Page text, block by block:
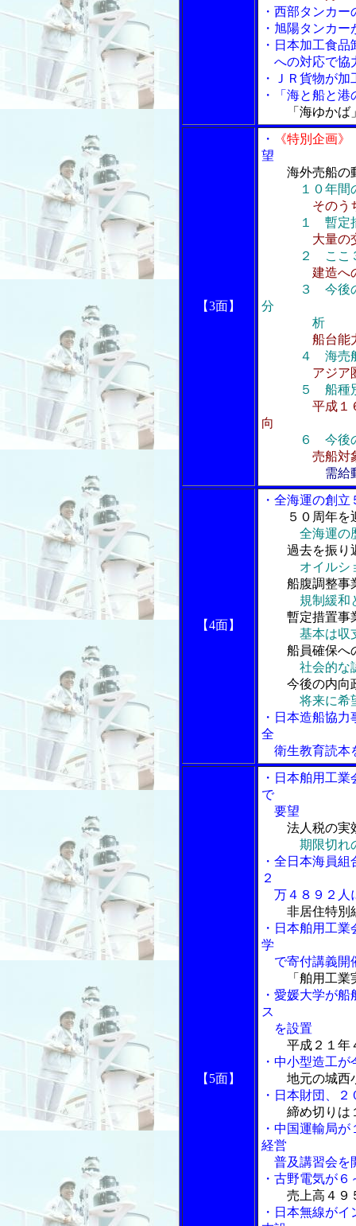
・西部タンカ
・旭陽タンカ
・日本加工食
への対応で協
・ＪＲ貨物が
・
「海と船と
「海ゆか
【3面】
・ 《特別企画》
望
海外売船の
１０年
そのう
１ 暫定
大量の
２ ここ
建造へ
３ 今後
分
析
船台能
４ 海売
アジア
５ 船種
平成１
向
６ 今後
売船対
需給
【4面】
・全海運の創
５０周年を
全海運の
過去を振り
オイルシ
船腹調整事
規制緩和
暫定措置事
基本は収
船員確保へ
社会的な
今後の内向
将来に希
・日本造船協
全
衛生教育読本
【5面】
・日本舶用工
で
要望
法人税の実
期限切れ
・全日本海員
２
万４８９２人
非居住特別
・日本舶用工
学
で寄付講義開
「舶用工業
・愛媛大学が
ス
を設置
平成２１年
・中小型造工
地元の城西
・日本財団、
締め切りは
・中国運輸局
経営
普及講習会を
・古野電気が
売上高４９
・日本無線がイ